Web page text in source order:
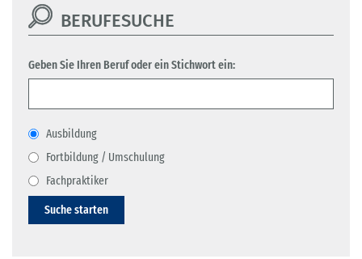
BERUFESUCHE
Geben Sie Ihren Beruf oder ein Stichwort ein:
Ausbildung
Fortbildung / Umschulung
Fachpraktiker
Suche starten